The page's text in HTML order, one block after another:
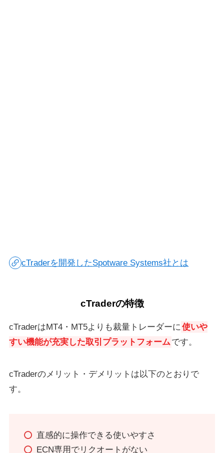
cTraderを開発したSpotware Systems社とは
cTraderの特徴
cTraderはMT4・MT5よりも裁量トレーダーに 使いや
すい機能が充実した取引プラットフォーム です。
cTraderのメリット・デメリットは以下のとおりで
す。
直感的に操作できる使いやすさ
ECN専用でリクオートがない